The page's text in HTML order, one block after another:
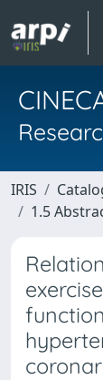
IRIS
1.5